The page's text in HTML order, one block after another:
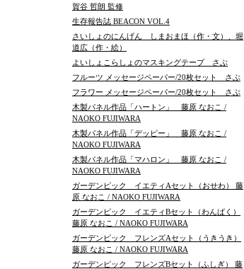
賀谷 哲朗 監修
生存報告誌 BEACON VOL.4
さいしょのにんげん しまおまほ（作・文）、堀
道広（作・絵）
よいしょこらしょのマスキングテープ さぶ
フルーツ メッセージペーパー/20枚セット さぶ
フラワー メッセージペーパー/20枚セット さぶ
木製パネル作品「ハートン」 藤原 なおこ /
NAOKO FUJIWARA
木製パネル作品「デッピー」 藤原 なおこ /
NAOKO FUJIWARA
木製パネル作品「マハロン」 藤原 なおこ /
NAOKO FUJIWARA
ガーデンピック イエティAセット（おせわ） 藤
原 なおこ / NAOKO FUJIWARA
ガーデンピック イエティBセット（わんぱく）
藤原 なおこ / NAOKO FUJIWARA
ガーデンピック フレンズAセット（うきうき）
藤原 なおこ / NAOKO FUJIWARA
ガーデンピック フレンズBセット（ふしぎ） 藤